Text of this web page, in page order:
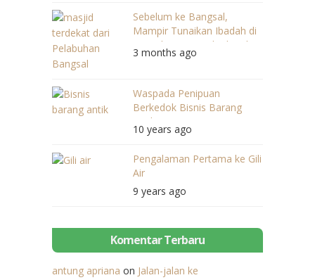
Sebelum ke Bangsal,
Mampir Tunaikan Ibadah di
Masjid Jami’ Nurul Hikmah
3 months ago
Waspada Penipuan
Berkedok Bisnis Barang
Antik
10 years ago
Pengalaman Pertama ke Gili
Air
9 years ago
Komentar Terbaru
antung apriana on Jalan-jalan ke